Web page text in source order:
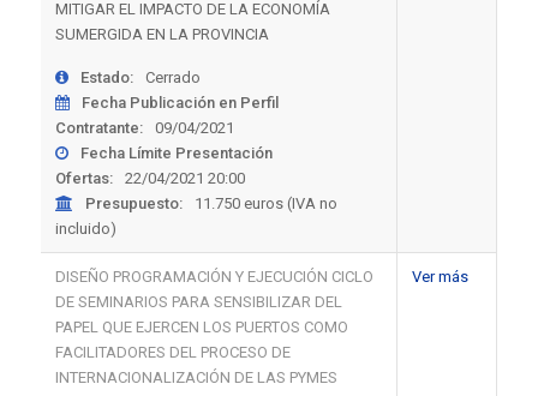
MITIGAR EL IMPACTO DE LA ECONOMÍA
SUMERGIDA EN LA PROVINCIA
Estado:
Cerrado
Fecha Publicación en Perfil
Contratante:
09/04/2021
Fecha Límite Presentación
Ofertas:
22/04/2021 20:00
Presupuesto:
11.750 euros (IVA no
incluido)
DISEÑO PROGRAMACIÓN Y EJECUCIÓN CICLO
DE SEMINARIOS PARA SENSIBILIZAR DEL
PAPEL QUE EJERCEN LOS PUERTOS COMO
FACILITADORES DEL PROCESO DE
INTERNACIONALIZACIÓN DE LAS PYMES
Ver más